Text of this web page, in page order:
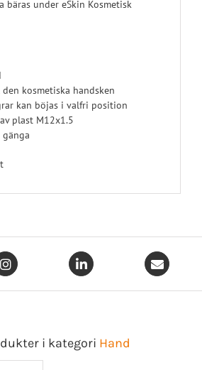
bäras under eSkin Kosmetisk
kosmetiska handsken
kan böjas i valfri position
plast M12x1.5
i kategori Hand